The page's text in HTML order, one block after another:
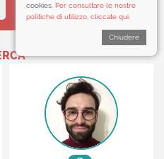
cookies. Per consultare le nostre
politiche di utilizzo, cliccate qui.
Chiudere